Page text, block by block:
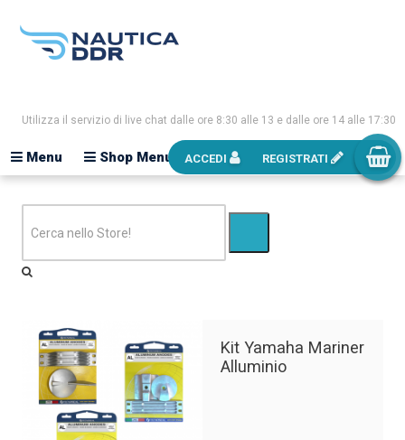
Utilizza il servizio di live chat dalle ore 8:30 alle 13 e dalle ore 14 alle 17:30
Shop Menu
Menu ACCEDI REGISTRATI
Kit Yamaha Mariner
Alluminio